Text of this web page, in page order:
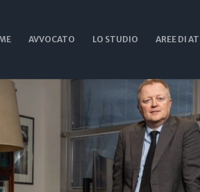
AVVOCATO LO STUDIO AREE DI